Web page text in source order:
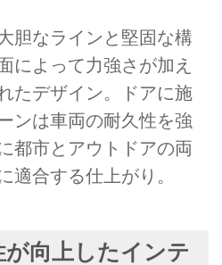
胆なラインと堅固な構
によって力強さが加え
たデザイン。ドアに施
ンは車両の耐久性を強
都市とアウトドアの両
適合する仕上がり。
向上したインテ